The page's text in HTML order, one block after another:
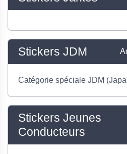
Stickers JDM
Catégorie spéciale JDM
Stickers Jeunes
Conducteurs